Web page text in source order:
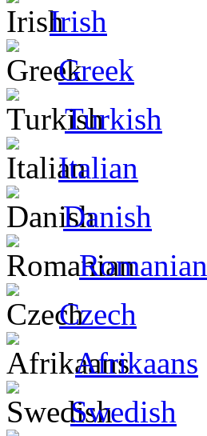
Irish
Greek
Turkish
Italian
Danish
Romanian
Czech
Afrikaans
Swedish